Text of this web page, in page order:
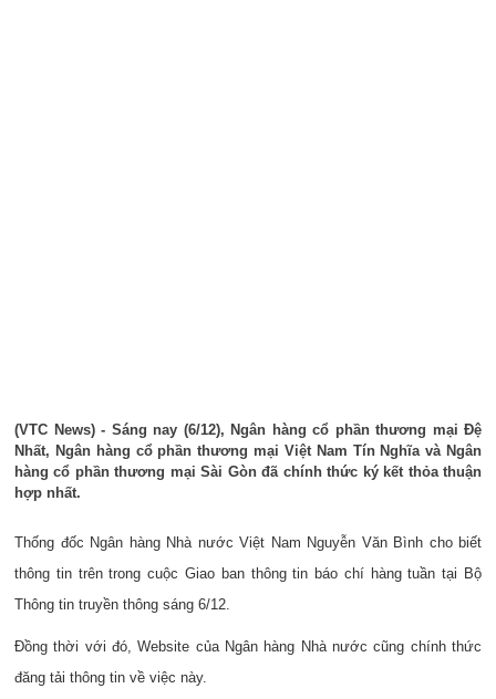
(VTC News) - Sáng nay (6/12), Ngân hàng cổ phần thương mại Đệ
Nhất, Ngân hàng cổ phần thương mại Việt Nam Tín Nghĩa và Ngân
hàng cổ phần thương mại Sài Gòn đã chính thức ký kết thỏa thuận
hợp nhất.
Thống đốc Ngân hàng Nhà nước Việt Nam Nguyễn Văn Bình cho biết
thông tin trên trong cuộc Giao ban thông tin báo chí hàng tuần tại Bộ
Thông tin truyền thông sáng 6/12.
Đồng thời với đó, Website của Ngân hàng Nhà nước cũng chính thức
đăng tải thông tin về việc này.